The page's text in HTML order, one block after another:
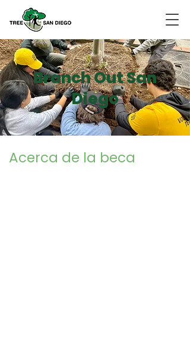
Branch Out San
Diego
Acerca de la beca